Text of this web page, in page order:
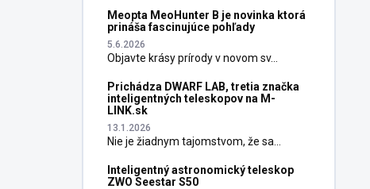
Meopta MeoHunter B je novinka ktorá
prináša fascinujúce pohľady
5.6.2026
Objavte krásy prírody v novom sv...
Prichádza DWARF LAB, tretia značka
inteligentných teleskopov na M-
LINK.sk
13.1.2026
Nie je žiadnym tajomstvom, že sa...
Inteligentný astronomický teleskop
ZWO Seestar S50